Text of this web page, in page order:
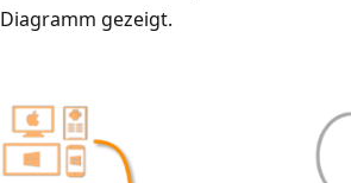
Diagramm gezeigt.